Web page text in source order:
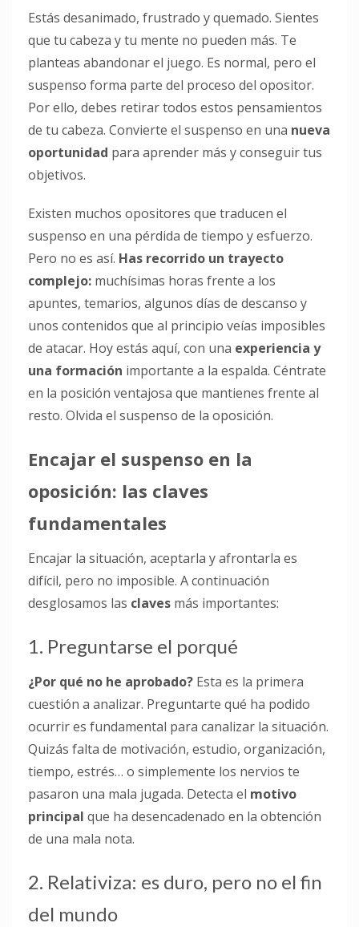
Estás desanimado, frustrado y quemado. Sientes
que tu cabeza y tu mente no pueden más. Te
planteas abandonar el juego. Es normal, pero el
suspenso forma parte del proceso del opositor.
Por ello, debes retirar todos estos pensamientos
de tu cabeza. Convierte el suspenso en una nueva
oportunidad para aprender más y conseguir tus
objetivos.
Existen muchos opositores que traducen el
suspenso en una pérdida de tiempo y esfuerzo.
Pero no es así. Has recorrido un trayecto
complejo: muchísimas horas frente a los
apuntes, temarios, algunos días de descanso y
unos contenidos que al principio veías imposibles
de atacar. Hoy estás aquí, con una experiencia y
una formación importante a la espalda. Céntrate
en la posición ventajosa que mantienes frente al
resto. Olvida el suspenso de la oposición.
Encajar el suspenso en la
oposición: las claves
fundamentales
Encajar la situación, aceptarla y afrontarla es
difícil, pero no imposible. A continuación
desglosamos las claves más importantes:
1. Preguntarse el porqué
¿Por qué no he aprobado? Esta es la primera
cuestión a analizar. Preguntarte qué ha podido
ocurrir es fundamental para canalizar la situación.
Quizás falta de motivación, estudio, organización,
tiempo, estrés… o simplemente los nervios te
pasaron una mala jugada. Detecta el motivo
principal que ha desencadenado en la obtención
de una mala nota.
2. Relativiza: es duro, pero no el fin
del mundo